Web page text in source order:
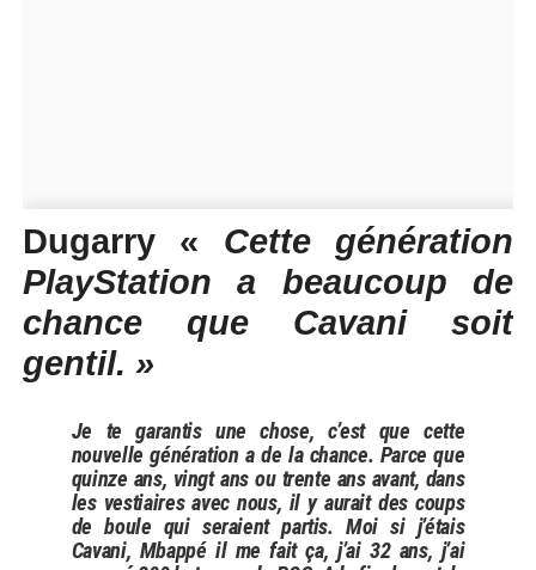
Dugarry « Cette génération
PlayStation a beaucoup de
chance que Cavani soit
gentil. »
Je te garantis une chose, c’est que cette
nouvelle génération a de la chance. Parce que
quinze ans, vingt ans ou trente ans avant, dans
les vestiaires avec nous, il y aurait des coups
de boule qui seraient partis. Moi si j’étais
Cavani, Mbappé il me fait ça, j’ai 32 ans, j’ai